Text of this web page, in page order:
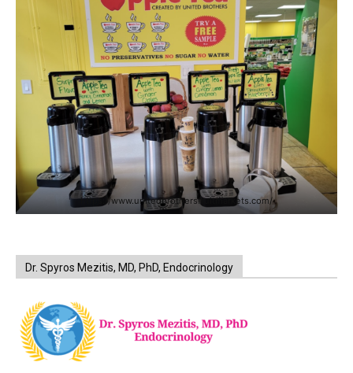
https://www.unitedbrothersfruitmarkets.com/
Dr. Spyros Mezitis, MD, PhD, Endocrinology